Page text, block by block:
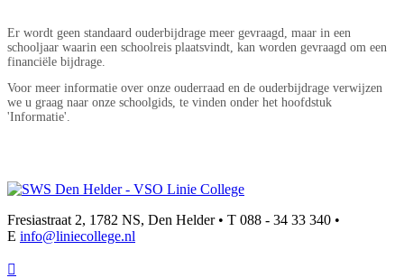
Er wordt geen standaard ouderbijdrage meer gevraagd, maar in een
schooljaar waarin een schoolreis plaatsvindt, kan worden gevraagd om een
financiële bijdrage.
Voor meer informatie over onze ouderraad en de ouderbijdrage verwijzen
we u graag naar onze schoolgids, te vinden onder het hoofdstuk
'Informatie'.
Fresiastraat 2, 1782 NS, Den Helder • T 088 - 34 33 340 •
E info@liniecollege.nl
